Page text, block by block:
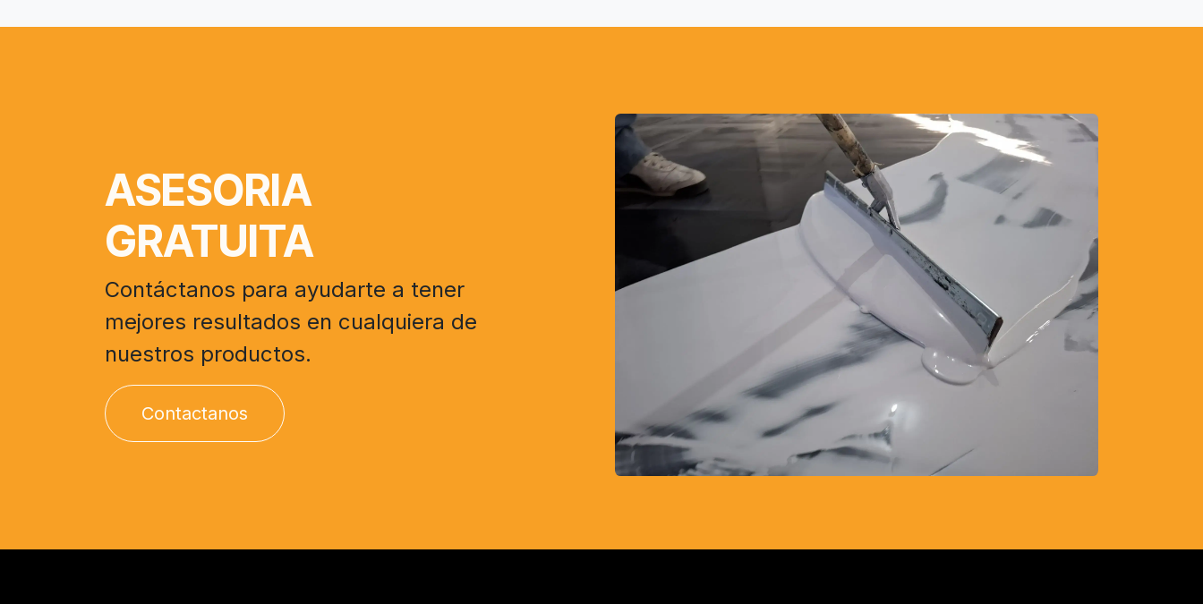
ASESORIA
GRATUITA
Contáctanos para ayudarte a tener
mejores resultados en cualquiera de
nuestros productos.
Contactanos